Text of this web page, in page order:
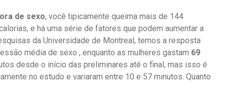
de sexo, você tipicamente queima mais de 144
e há uma série de fatores que podem aumentar a
da Universidade de Montreal, temos a resposta
média de sexo , enquanto as mulheres gastam 69
desde o início das preliminares até o final, mas isso é
no estudo e variaram entre 10 e 57 minutos. Quanto